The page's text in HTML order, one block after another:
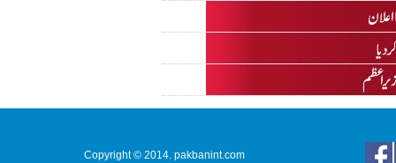
Copyright © 2014. pakbanint.com